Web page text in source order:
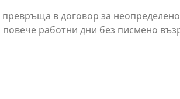
в договор за
работни дни без писмено